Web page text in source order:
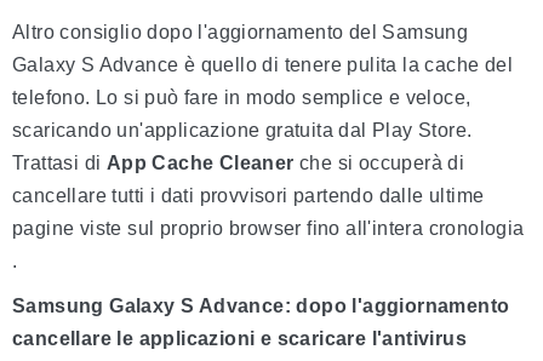
Altro consiglio dopo l'aggiornamento del Samsung
Galaxy S Advance è quello di tenere pulita la cache del
telefono. Lo si può fare in modo semplice e veloce,
scaricando un'applicazione gratuita dal Play Store.
Trattasi di App Cache Cleaner che si occuperà di
cancellare tutti i dati provvisori partendo dalle ultime
pagine viste sul proprio browser fino all'intera cronologia
.
Samsung Galaxy S Advance: dopo l'aggiornamento
cancellare le applicazioni e scaricare l'antivirus